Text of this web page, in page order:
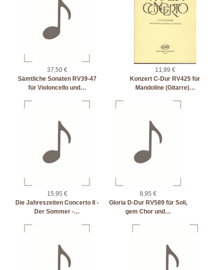
37,50 €
Sämtliche Sonaten RV39-47
für Violoncello und…
11,99 €
Konzert C-Dur RV425 für
Mandoline (Gitarre)…
15,95 €
Die Jahreszeiten Concerto II -
Der Sommer -…
8,95 €
Gloria D-Dur RV589 für Soli,
gem Chor und…